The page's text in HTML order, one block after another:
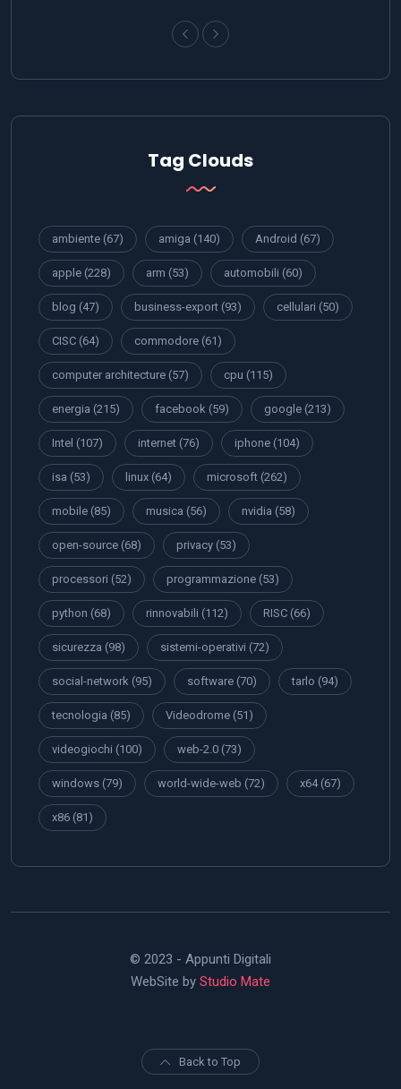
Tag Clouds
ambiente (67) amiga (140) Android (67)
apple (228) arm (53) automobili (60)
blog (47) business-export (93) cellulari (50)
CISC (64) commodore (61)
computer architecture (57) cpu (115)
energia (215) facebook (59) google (213)
Intel (107) internet (76) iphone (104)
isa (53) linux (64) microsoft (262)
mobile (85) musica (56) nvidia (58)
open-source (68) privacy (53)
processori (52) programmazione (53)
python (68) rinnovabili (112) RISC (66)
sicurezza (98) sistemi-operativi (72)
social-network (95) software (70) tarlo (94)
tecnologia (85) Videodrome (51)
videogiochi (100) web-2.0 (73)
windows (79) world-wide-web (72) x64(67)
x86 (81)
© 2023 - Appunti Digitali
WebSite by Studio Mate
Back to Top